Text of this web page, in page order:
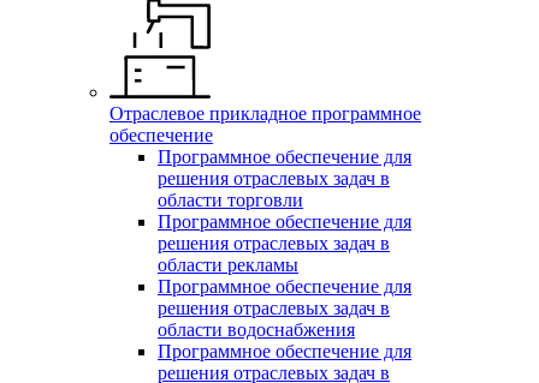
Отраслевое прикладное программное
обеспечение
Программное обеспечение для
решения отраслевых задач в
области торговли
Программное обеспечение для
решения отраслевых задач в
области рекламы
Программное обеспечение для
решения отраслевых задач в
области водоснабжения
Программное обеспечение для
решения отраслевых задач в